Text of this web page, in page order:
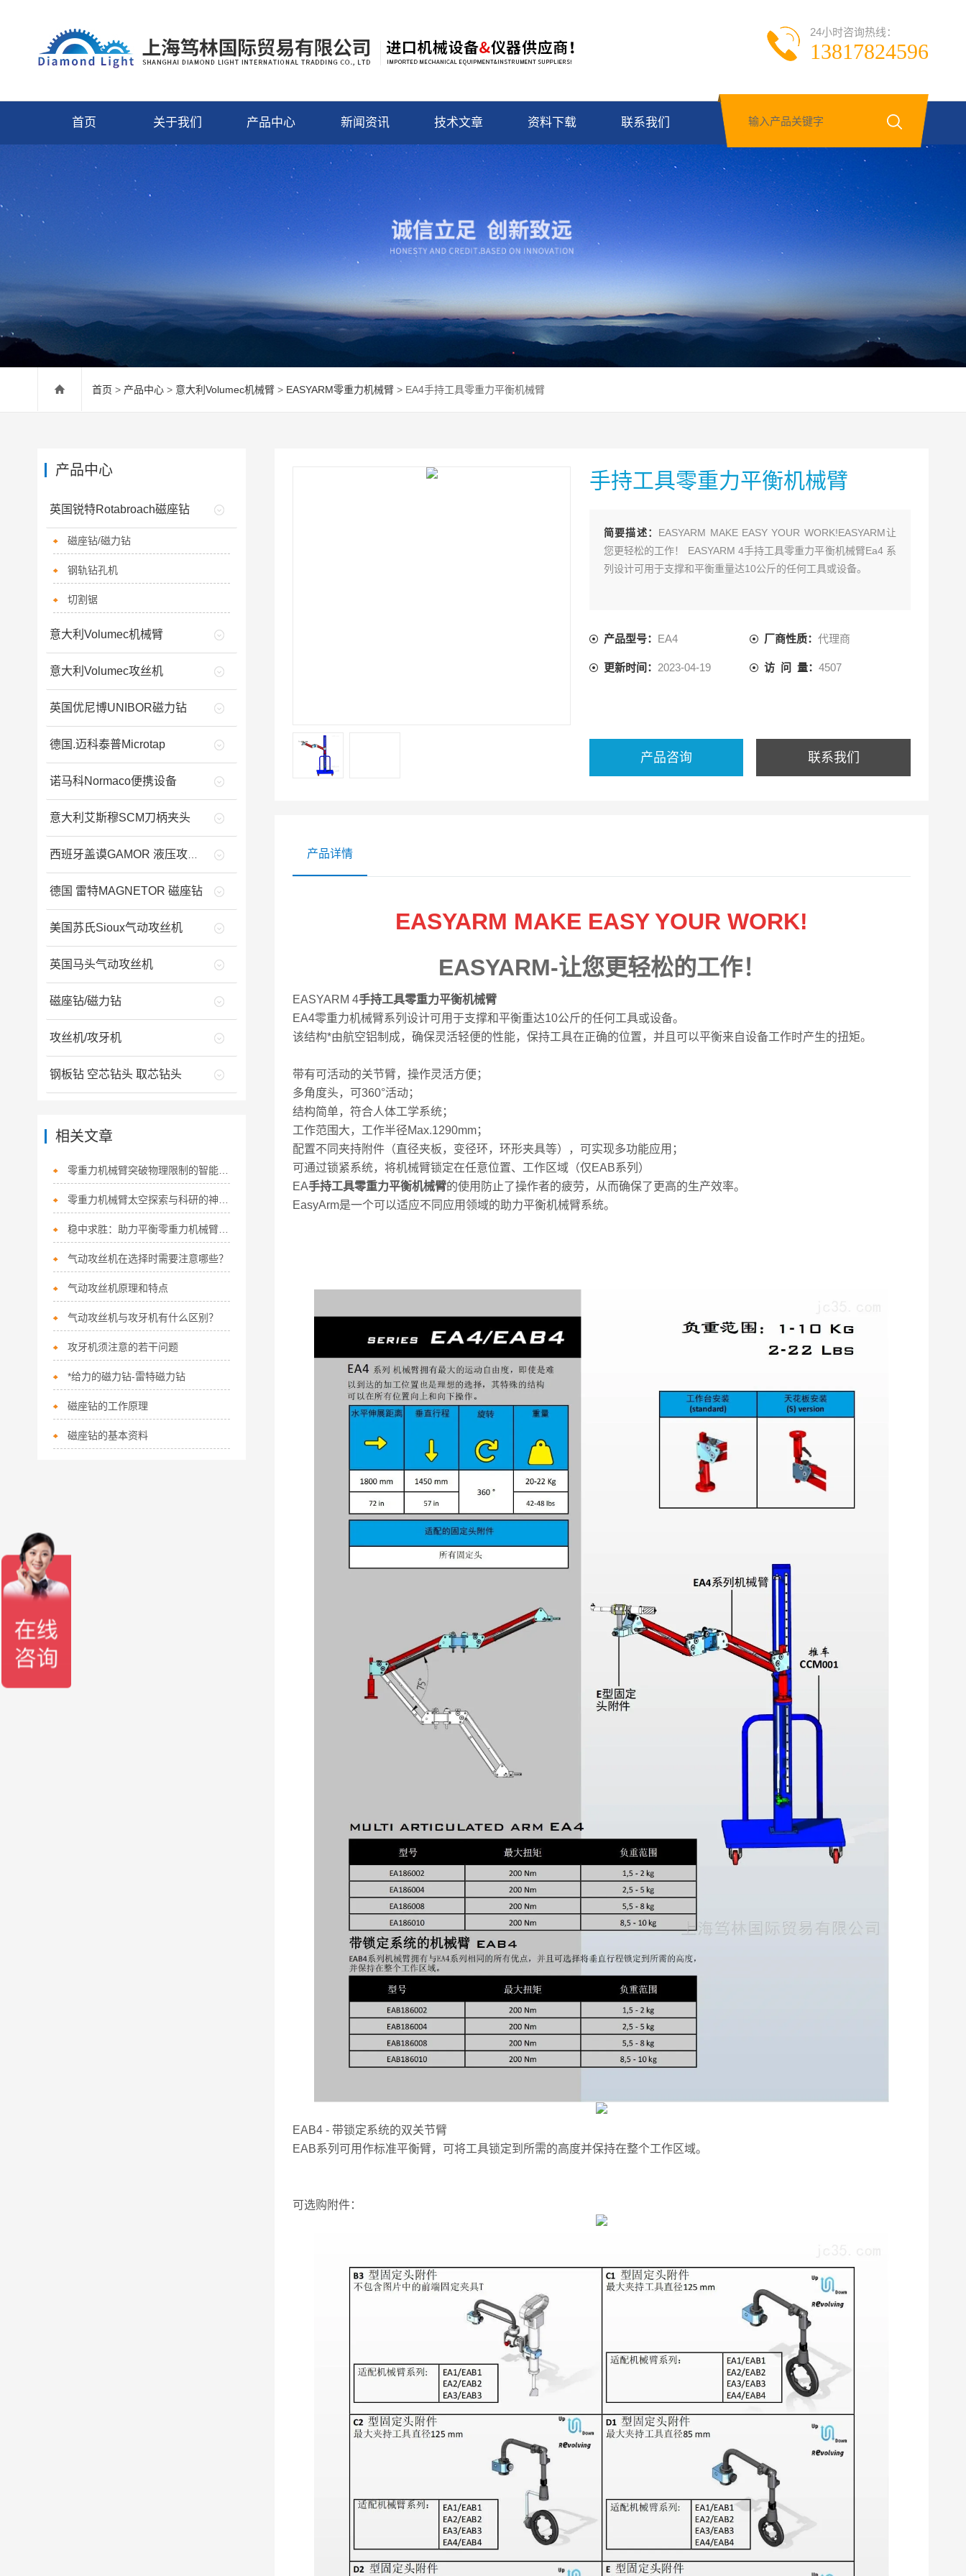
24小时咨询热线：
13817824596
首页 关于我们 产品中心 新闻资讯 技术文章 资料下载 联系我们
首页 > 产品中心 > 意大利Volumec机械臂 > EASYARM零重力机械臂 > EA4手持工具零重力平衡机械臂
手持工具零重力平衡机械臂
简要描述： EASYARM MAKE EASY YOUR WORK!EASYARM让
您更轻松的工作！ EASYARM 4手持工具零重力平衡机械臂Ea4 系
列设计可用于支撑和平衡重量达10公斤的任何工具或设备。
产品型号： EA4 厂商性质：代理商
更新时间： 2023-04-19 访 问 量：4507
产品咨询 联系我们
产品详情
EASYARM MAKE EASY YOUR WORK!
EASYARM-让您更轻松的工作！
EASYARM 4手持工具零重力平衡机械臂
EA4零重力机械臂系列设计可用于支撑和平衡重达10公斤的任何工具或设备。
该结构*由航空铝制成，确保灵活轻便的性能，保持工具在正确的位置，并且可以平衡来自设备工作时产生的扭矩。
带有可活动的关节臂，操作灵活方便；
多角度头，可360°活动；
结构简单，符合人体工学系统；
工作范围大，工作半径Max.1290mm；
配置不同夹持附件（直径夹板，变径环，环形夹具等），可实现多功能应用；
可通过锁紧系统，将机械臂锁定在任意位置、工作区域（仅EAB系列）
EA手持工具零重力平衡机械臂的使用防止了操作者的疲劳，从而确保了更高的生产效率。
EasyArm是一个可以适应不同应用领域的助力平衡机械臂系统。
EAB4 - 带锁定系统的双关节臂
EAB系列可用作标准平衡臂，可将工具锁定到所需的高度并保持在整个工作区域。
可选购附件：
产品中心
英国锐特Rotabroach磁座钻
磁座钻/磁力钻
钢轨钻孔机
切割锯
意大利Volumec机械臂
意大利Volumec攻丝机
英国优尼博UNIBOR磁力钻
德国.迈科泰普Microtap
诺马科Normaco便携设备
意大利艾斯穆SCM刀柄夹头
西班牙盖谟GAMOR 液压攻丝机
德国 雷特MAGNETOR 磁座钻
美国苏氏Sioux气动攻丝机
英国马头气动攻丝机
磁座钻/磁力钻
攻丝机/攻牙机
钢板钻 空芯钻头 取芯钻头
相关文章
零重力机械臂突破物理限制的智能助力革命
稳中求胜：助力平衡零重力机械臂的精准操作
气动攻丝机在选择时需要注意哪些？
气动攻丝机原理和特点
气动攻丝机与攻牙机有什么区别？
攻牙机须注意的若干问题
*给力的磁力钻-雷特磁力钻
磁座钻的工作原理
磁座钻的基本资料